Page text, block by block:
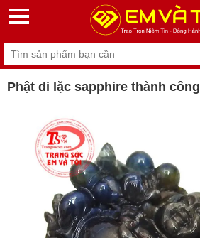
Phật di lặc sapphire thành công